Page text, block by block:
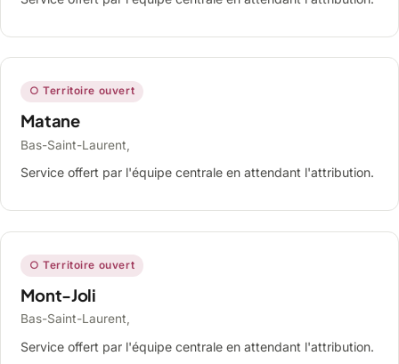
○ Territoire ouvert
Matane
Bas-Saint-Laurent,
Service offert par l'équipe centrale en attendant l'attribution.
○ Territoire ouvert
Mont-Joli
Bas-Saint-Laurent,
Service offert par l'équipe centrale en attendant l'attribution.